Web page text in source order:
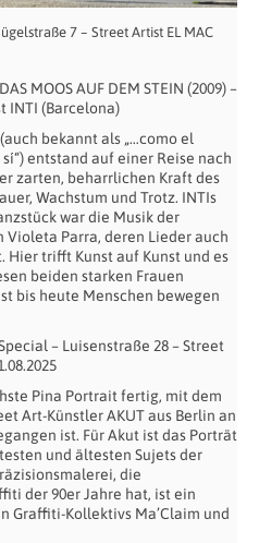
7 – Street Artist EL MAC
MOOS AUF DEM STEIN (2009) –
INTI (Barcelona)
bekannt als „…como el
entstand auf einer Reise nach
zarten, beharrlichen Kraft des
Wachstum und Trotz. INTIs
war die Musik der
Parra, deren Lieder auch
Hier trifft Kunst auf Kunst und es
beiden starken Frauen
bis heute Menschen bewegen
– Luisenstraße 28 – Street
Pina Portrait fertig, mit dem
Art-Künstler AKUT aus Berlin an
ist. Für Akut ist das Porträt
und ältesten Sujets der
die
der 90er Jahre hat, ist ein
Graffiti-Kollektivs Ma’Claim und